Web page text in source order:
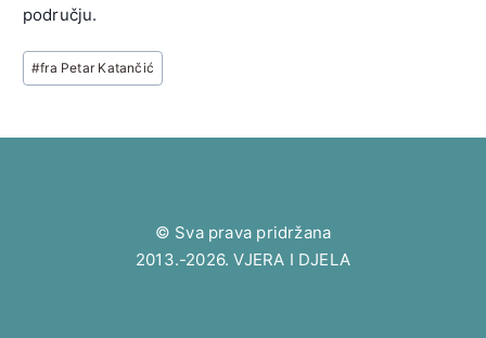
području.
Post
Tags:
#fra Petar Katančić
© Sva prava pridržana
2013.-2026. VJERA I DJELA